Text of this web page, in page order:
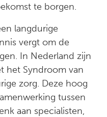
te borgen.
langdurige
vergt om de
In Nederland zijn
het Syndroom van
zorg. Deze hoog
tussen
aan specialisten,